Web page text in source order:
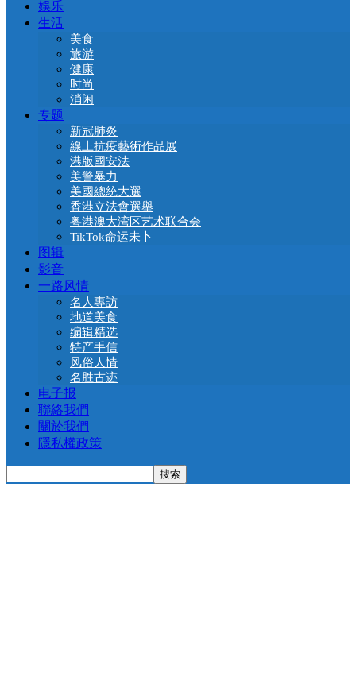
娛乐
生活
美食
旅游
健康
时尚
消闲
专题
新冠肺炎
線上抗疫藝術作品展
港版國安法
美警暴力
美國總統大選
香港立法會選舉
粤港澳大湾区艺术联合会
TikTok命运未卜
图辑
影音
一路风情
名人專訪
地道美食
编辑精选
特产手信
风俗人情
名胜古迹
电子报
聯絡我們
關於我們
隱私權政策